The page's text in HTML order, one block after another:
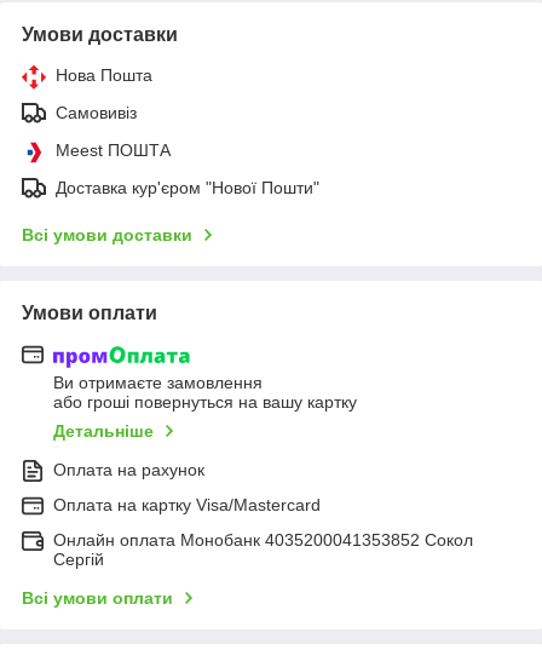
Умови доставки
Нова Пошта
Самовивіз
Meest ПОШТА
Доставка кур'єром "Нової Пошти"
Всі умови доставки
Умови оплати
Ви отримаєте замовлення
або гроші повернуться на вашу картку
Детальніше
Оплата на рахунок
Оплата на картку Visa/Mastercard
Онлайн оплата Монобанк 4035200041353852 Сокол
Сергій
Всі умови оплати